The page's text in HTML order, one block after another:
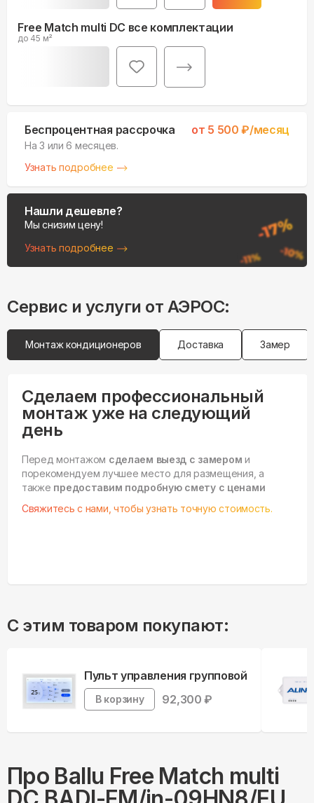
Free Match multi DC все комплектации
до 45 м²
Беспроцентная рассрочка от 5 500 ₽/месяц
На 3 или 6 месяцев.
Узнать подробнее
Нашли дешевле?
Мы снизим цену!
Узнать подробнее
Сервис и услуги от АЭРОС:
Монтаж кондиционеров Доставка Замер
Сделаем профессиональный
монтаж уже на следующий
день
Перед монтажом сделаем выезд с замером и
порекомендуем лучшее место для размещения, а
также предоставим подробную смету с ценами
Свяжитесь с нами, чтобы узнать точную стоимость.
С этим товаром покупают:
Пульт управления групповой
В корзину 92,300 ₽
Про Ballu Free Match multi